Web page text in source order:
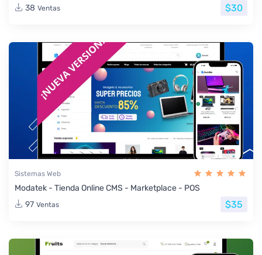
38 Ventas $30
Sistemas Web
Modatek - Tienda Online CMS - Marketplace - POS
97 Ventas $35